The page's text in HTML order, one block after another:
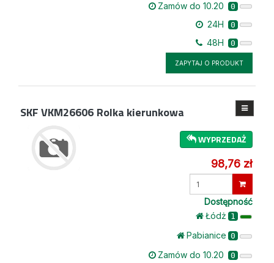
Zamów do 10.20 0
24H 0
48H 0
ZAPYTAJ O PRODUKT
SKF VKM26606 Rolka kierunkowa
WYPRZEDAŻ
98,76 zł
Dostępność
Łódż 1
Pabianice 0
Zamów do 10.20 0